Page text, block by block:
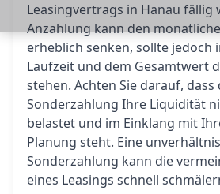
Leasingvertrags in Hanau fällig
Anzahlung kann den
erheblich senken, sollte jedoch
Laufzeit und dem Gesamtwert
stehen. Achten Sie darauf, dass
Sonderzahlung Ihre Liquidität
belastet und im Einklang mit
Planung steht. Eine
Sonderzahlung kann die
eines Leasings schnell